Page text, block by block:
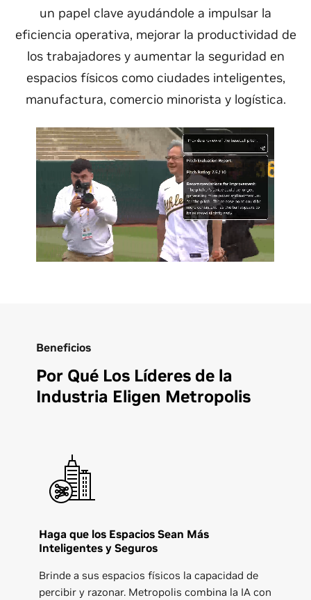
un papel clave ayudándole a impulsar la
eficiencia operativa, mejorar la productividad de
los trabajadores y aumentar la seguridad en
espacios físicos como ciudades inteligentes,
manufactura, comercio minorista y logística.
Beneficios
Por Qué Los Líderes de la
Industria Eligen Metropolis
Haga que los Espacios Sean Más
Inteligentes y Seguros
Brinde a sus espacios físicos la capacidad de
percibir y razonar. Metropolis combina la IA con